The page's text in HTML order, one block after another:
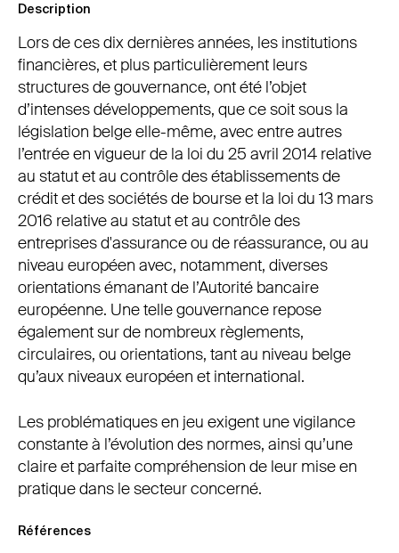
Julie-Anne Delcorde, « Le point sur les abus de
marché », lecture,Midis de la Formation,
Conférence du Jeune Barreau de Bruxelles,
Octobre 2017
Thierry Tilquin, « Evolution du droit des groupes en
droit européen : nouveaux concepts », inDroit des
groupes de sociétés, Bruxelles, Éditions Larcier,
2013, p. 7 et s.
Thierry Tilquin, « La gouvernance d’entreprise et les
groupes de sociétés », inLe droit des affaires en
évolution : les relations intragroupes : 15ème
journée du juriste d’entreprise 18/11/2004,
Bruxelles, Bruylant etAntwerpen, Kluwer, 2004, p.
57 et s.
Description
Lors de ces dix dernières années, les institutions
financières, et plus particulièrement leurs
structures de gouvernance, ont été l’objet
d’intenses développements, que ce soit sous la
législation belge elle-même, avec entre autres
l’entrée en vigueur de la loi du 25 avril 2014 relative
au statut et au contrôle des établissements de
crédit et des sociétés de bourse et la loi du 13 mars
2016 relative au statut et au contrôle des
entreprises d'assurance ou de réassurance, ou au
niveau européen avec, notamment, diverses
orientations émanant de l’Autorité bancaire
européenne. Une telle gouvernance repose
également sur de nombreux règlements,
circulaires, ou orientations, tant au niveau belge
qu’aux niveaux européen et international.
Les problématiques en jeu exigent une vigilance
constante à l’évolution des normes, ainsi qu’une
claire et parfaite compréhension de leur mise en
pratique dans le secteur concerné.
Références